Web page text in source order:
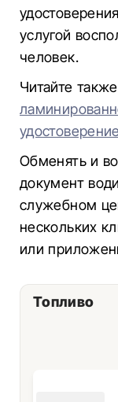
услугой
человек.
Читайте
Обменять и
документ
служебном
нескольких
или
Топливо